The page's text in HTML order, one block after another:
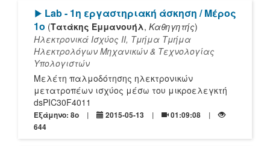
[Play]
Lab - 1η εργαστηριακή άσκηση / Μέρος
1ο (Τατάκης Εμμανουήλ, Καθηγητής)
Ηλεκτρονικά Ισχύος ΙΙ, Τμήμα Τμήμα
Ηλεκτρολόγων Μηχανικών & Τεχνολογίας
Υπολογιστών
Μελέτη παλμοδότησης ηλεκτρονικών
μετατροπέων ισχύος μέσω του μικροελεγκτή
dsPIC30F4011
Εξάμηνο: 8o 2015-05-13
01:09:08
644